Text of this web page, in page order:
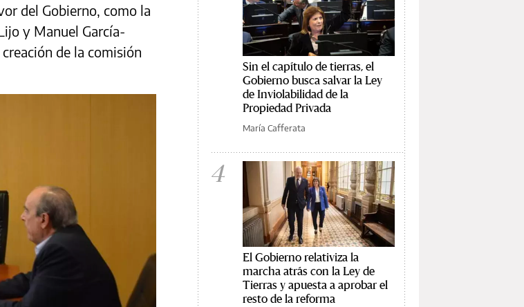
del Gobierno, como la
y Manuel García-
de la comisión
Sin el capítulo de tierras, el
Gobierno busca salvar la Ley
de Inviolabilidad de la
Propiedad Privada
María Cafferata
4
El Gobierno relativiza la
marcha atrás con la Ley de
Tierras y apuesta a aprobar el
resto de la reforma